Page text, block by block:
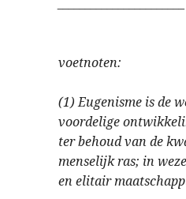
voetnoten:
(1) Eugenisme is de
voordelige
ter behoud van de
menselijk ras; in
en elitair